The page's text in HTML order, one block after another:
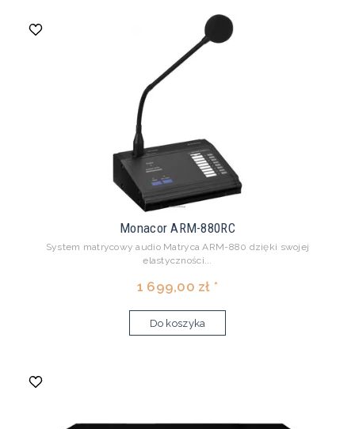
Monacor ARM-880RC
System matrycowy audio Matryca ARM-880 dzięki swojej
elastyczności...
1 699,00 zł *
Do koszyka